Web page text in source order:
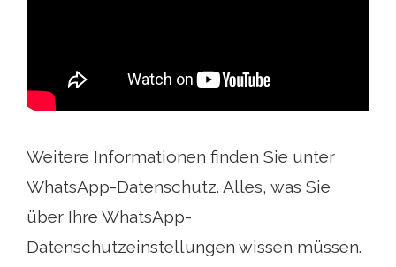
Weitere Informationen finden Sie unter
WhatsApp-Datenschutz. Alles, was Sie
über Ihre WhatsApp-
Datenschutzeinstellungen wissen müssen.